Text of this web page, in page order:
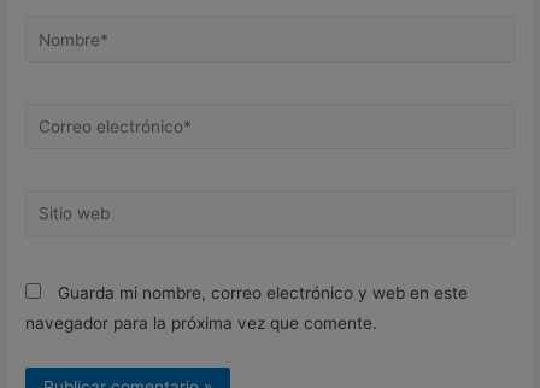
Nombre*
Correo
Sitio
Guarda mi nombre, correo electrónico y web en este
navegador para la próxima vez que comente.